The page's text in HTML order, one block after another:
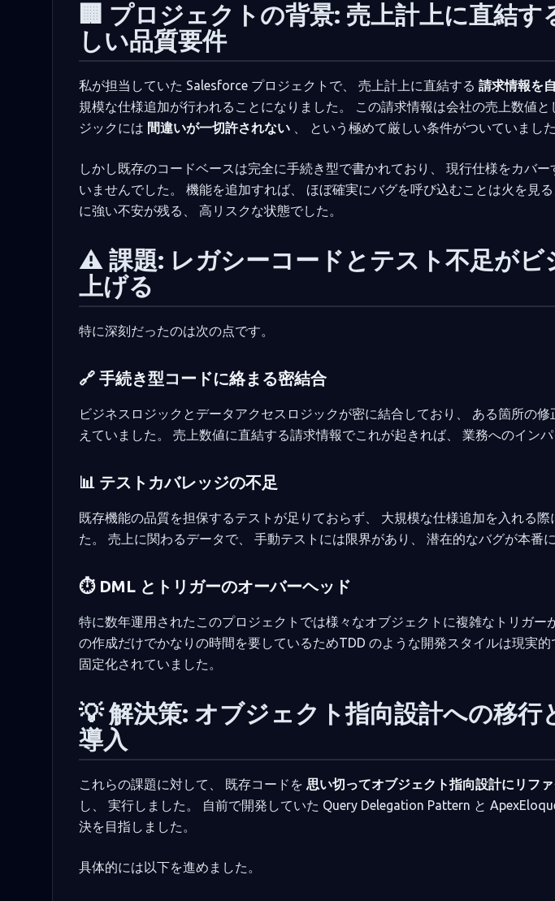
🏢 プロジェクトの背景: 売上計上に直結す
しい品質要件
私が担当していた Salesforce プロジェクトで、 売上計上に直結する 請求情報を
規模な仕様追加が行われることになりました。 この請求情報は会社の売上数値
ジックには 間違いが一切許されない 、 という極めて厳しい条件がついていました
しかし既存のコードベースは完全に手続き型で書かれており、 現行仕様をカバ
いませんでした。 機能を追加すれば、 ほぼ確実にバグを呼び込むことは火を見
に強い不安が残る、 高リスクな状態でした。
⚠️ 課題: レガシーコードとテスト不足がビ
上げる
特に深刻だったのは次の点です。
🔗 手続き型コードに絡まる密結合
ビジネスロジックとデータアクセスロジックが密に結合しており、 ある箇所の
えていました。 売上数値に直結する請求情報でこれが起きれば、 業務へのインパ
📊 テストカバレッジの不足
既存機能の品質を担保するテストが足りておらず、 大規模な仕様追加を入れる際
た。 売上に関わるデータで、 手動テストには限界があり、 潜在的なバグが本番
⏱️ DML とトリガーのオーバーヘッド
特に数年運用されたこのプロジェクトでは様々なオブジェクトに複雑なトリガー
の作成だけでかなりの時間を要しているためTDD のような開発スタイルは現実
固定化されていました。
💡 解決策: オブジェクト指向設計への移
導入
これらの課題に対して、 既存コードを 思い切ってオブジェクト指向設計にリフ
し、 実行しました。 自前で開発していた Query Delegation Pattern と
決を目指しました。
具体的には以下を進めました。